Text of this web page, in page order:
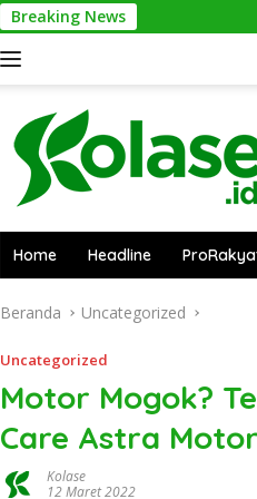
Breaking News
Home Headline
Beranda Uncategorized
Uncategorized
Motor Mogok?
Care Astra
Kolase
12 Maret 2022